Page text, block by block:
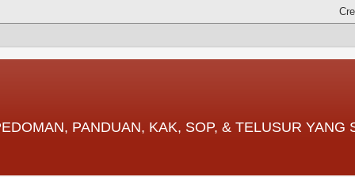
PANDUAN, KAK, SOP, & TELUSUR YANG